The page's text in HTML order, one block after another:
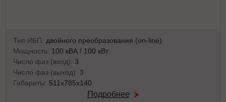
Тип ИБП: двойного преобразования (on-line)
Мощность: 100 кВА / 100 кВт
Число фаз (вход): 3
Число фаз (выход): 3
Габариты: 511x785x140
Подробнее